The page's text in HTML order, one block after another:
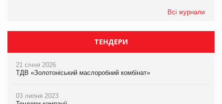
Всі журнали
ТЕНДЕРИ
21 січня 2026
ТДВ «Золотоніський маслоробний комбінат»
03 липня 2023